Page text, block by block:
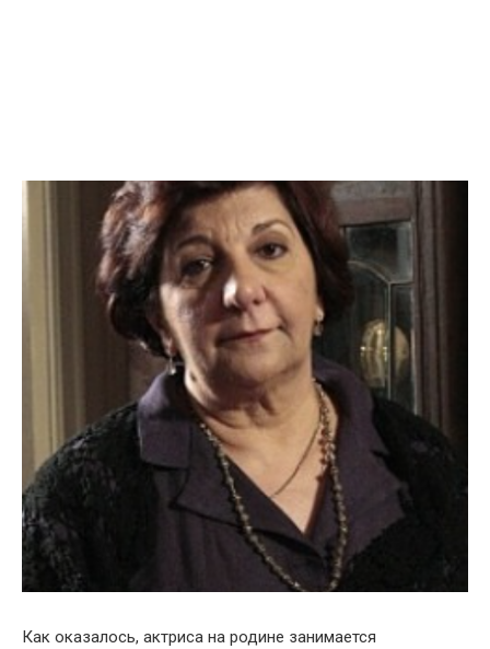
Как оказалось, актриса на родине занимается